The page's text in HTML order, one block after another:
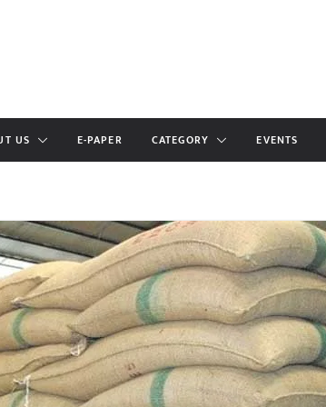
US E-PAPER CATEGORY EVENTS